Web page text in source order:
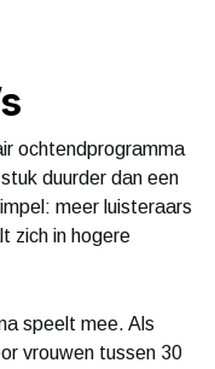
ochtendprogramma
duurder dan een
meer luisteraars
zich in hogere
speelt mee. Als
vrouwen tussen 30